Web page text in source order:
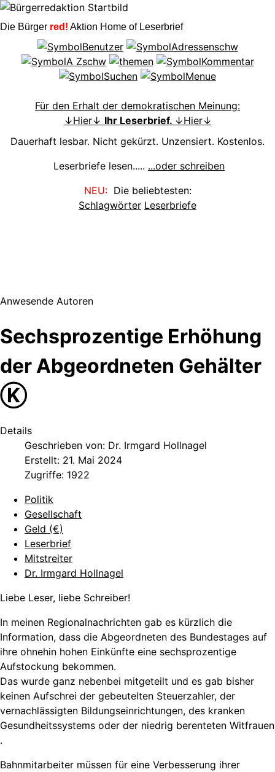
Die Bürger red! Aktion Home of Leserbrief
Für den Erhalt der demokratischen Meinung:
↓Hier↓ Ihr Leserbrief. ↓Hier↓
Dauerhaft lesbar. Nicht gekürzt. Unzensiert. Kostenlos.
Leserbriefe lesen..... ...oder schreiben
NEU:Die beliebtesten:
Schlagwörter Leserbriefe
Anwesende Autoren
Sechsprozentige Erhöhung
der Abgeordneten Gehälter
Ⓚ
Details
Geschrieben von: Dr. Irmgard Hollnagel
Erstellt: 21. Mai 2024
Zugriffe: 1922
Politik
Gesellschaft
Geld (€)
Leserbrief
Mitstreiter
Dr. Irmgard Hollnagel
Liebe Leser, liebe Schreiber!
In meinen Regionalnachrichten gab es kürzlich die
Information, dass die Abgeordneten des Bundestages auf
ihre ohnehin hohen Einkünfte eine sechsprozentige
Aufstockung bekommen.
Das wurde ganz nebenbei mitgeteilt und es gab bisher
keinen Aufschrei der gebeutelten Steuerzahler, der
vernachlässigten Bildungseinrichtungen, des kranken
Gesundheitssystems oder der niedrig berenteten Witfrauen
.
Bahnmitarbeiter müssen für eine Verbesserung ihrer